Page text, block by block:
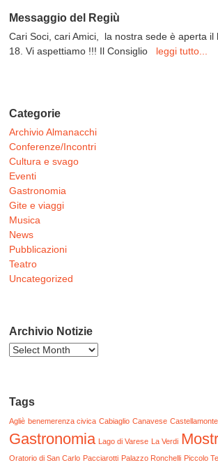
Messaggio del Regiù
Cari Soci, cari Amici, la nostra sede è aperta il
18. Vi aspettiamo !!! Il Consiglio leggi tutto...
Categorie
Archivio Almanacchi
Conferenze/Incontri
Cultura e svago
Eventi
Gastronomia
Gite e viaggi
Musica
News
Pubblicazioni
Teatro
Uncategorized
Archivio Notizie
Archivio
Tags
Agliè benemerenza civica Cabiaglio Canavese Castellamonte
Gastronomia Lago di Varese La Verdi
Oratorio di San Carlo Pacciarotti Palazzo Ronchelli Piccolo